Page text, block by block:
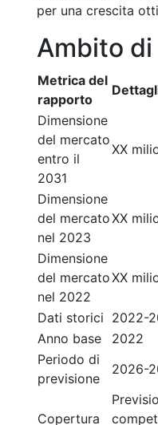
per una crescita
Ambito
Metrica del
rapporto
Dimensione
del mercato
entro il
2031
XX
Dimensione
del mercato
nel 2023
XX
Dimensione
del mercato
nel 2022
XX
Dati storici 2022-
Anno base
2022
Periodo di
previsione
2026-
Copertura